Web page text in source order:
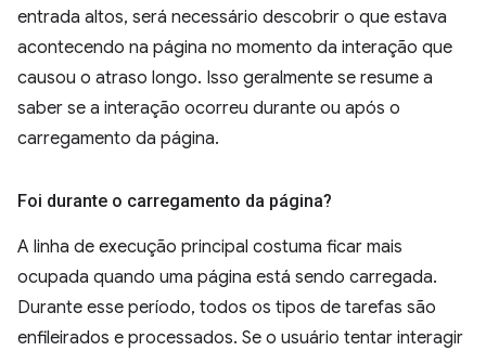
entrada altos, será necessário descobrir o que estava
acontecendo na página no momento da interação que
causou o atraso longo. Isso geralmente se resume a
saber se a interação ocorreu durante ou após o
carregamento da página.
Foi durante o carregamento da página?
A linha de execução principal costuma ficar mais
ocupada quando uma página está sendo carregada.
Durante esse período, todos os tipos de tarefas são
enfileirados e processados. Se o usuário tentar interagir